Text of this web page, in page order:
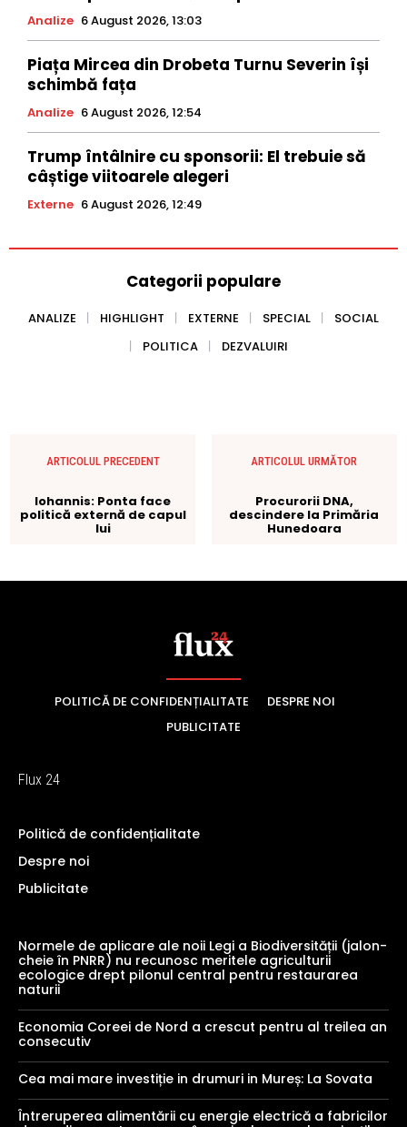
POLITICĂ DE CONFIDENȚIALITATE
DESPRE NOI
PUBLICITATE
Flux 24
Politică de confidențialitate
Despre noi
Publicitate
Normele de aplicare ale noii Legi a Biodiversității (jalon-
cheie în PNRR) nu recunosc meritele agriculturii
ecologice drept pilonul central pentru restaurarea
naturii
Economia Coreei de Nord a crescut pentru al treilea an
consecutiv
Cea mai mare investiție in drumuri in Mureș: La Sovata
Întreruperea alimentării cu energie electrică a fabricilor